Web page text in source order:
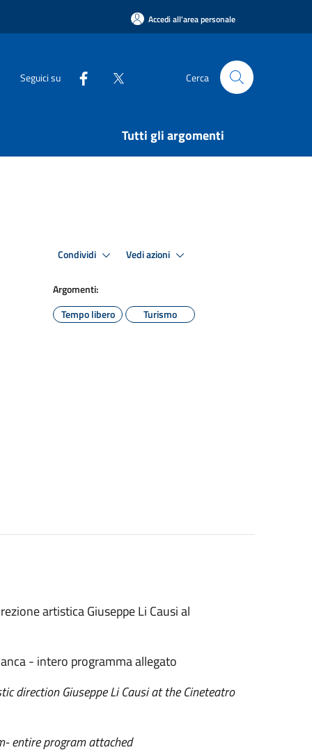
Accedi all'area personale
Seguici su Cerca
Tutti gli argomenti
Condividi Vedi azioni
Argomenti:
Tempo libero
Turismo
artistica Giuseppe Li Causi al
- intero programma allegato
direction Giuseppe Li Causi at the Cineteatro
entire program attached